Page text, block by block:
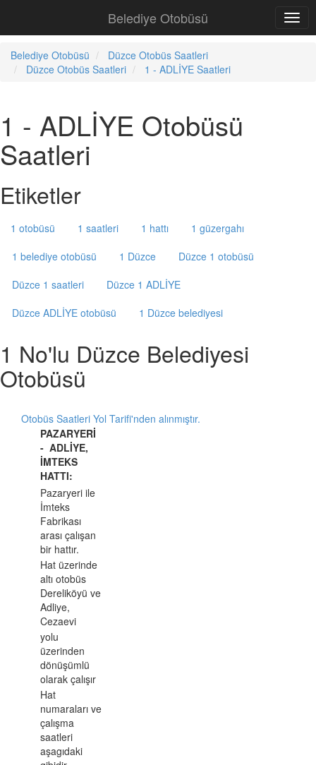
Belediye Otobüsü
Belediye Otobüsü
Düzce Otobüs Saatleri
Düzce Otobüs Saatleri
1 - ADLİYE Saatleri
1 - ADLİYE Otobüsü
Saatleri
Etiketler
1 otobüsü 1 saatleri 1 hattı
1 güzergahı
1 belediye otobüsü
1 Düzce
Düzce 1 otobüsü
Düzce 1 saatleri
Düzce 1 ADLİYE
Düzce ADLİYE otobüsü
1 Düzce belediyesi
1 No'lu Düzce Belediyesi
Otobüsü
Otobüs Saatleri Yol Tarifi'nden alınmıştır.
PAZARYERİ
- ADLİYE,
İMTEKS
HATTI:
Pazaryeri ile
İmteks
Fabrikası
arası çalışan
bir hattır.
Hat üzerinde
altı otobüs
Dereliköyü ve
Adliye,
Cezaevi
yolu
üzerinden
dönüşümlü
olarak çalışır
Hat
numaraları ve
çalışma
saatleri
aşagıdaki